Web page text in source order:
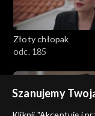
Złoty chłopak
odc. 185
Szanujemy